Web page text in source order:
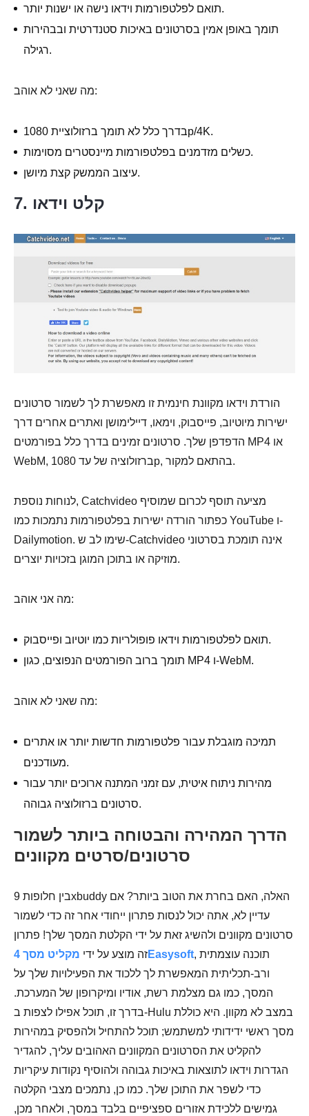
תואם לפלטפורמות וידאו נישה או ישנות יותר.
תומך באופן אמין בסרטונים באיכות סטנדרטית ובבהירות
רגילה.
מה שאני לא אוהב:
בדרך כלל לא תומך ברזולוציית 1080p/4K.
כשלים מזדמנים בפלטפורמות מיינסטרים מסוימות.
עיצוב הממשק קצת מיושן.
7. קלט וידאו
הורדת וידאו מקוונת חינמית זו מאפשרת לך לשמור סרטונים
ישירות מיוטיוב, פייסבוק, וימאו, דיילימושן ואתרים אחרים דרך
הדפדפן שלך. סרטונים זמינים בדרך כלל בפורמטים MP4 או
WebM, ברזולוציה של עד 1080p, בהתאם למקור.
לנוחות נוספת, Catchvideo מציעה תוסף לכרום שמוסיף
כפתור הורדה ישירות בפלטפורמות נתמכות כמו YouTube ו-
Dailymotion. שימו לב ש-Catchvideo אינה תומכת בסרטוני
מוזיקה או בתוכן המוגן בזכויות יוצרים.
מה אני אוהב:
תואם לפלטפורמות וידאו פופולריות כמו יוטיוב ופייסבוק.
תומך ברוב הפורמטים הנפוצים, כגון MP4 ו-WebM.
מה שאני לא אוהב:
תמיכה מוגבלת עבור פלטפורמות חדשות יותר או אתרים
מעודכנים.
מהירות ניתוח איטית, עם זמני המתנה ארוכים יותר עבור
סרטונים ברזולוציה גבוהה.
הדרך המהירה והבטוחה ביותר לשמור
סרטונים/סרטים מקוונים
בין חלופות 9xbuddy האלה, האם בחרת את הטוב ביותר? אם
עדיין לא, אתה יכול לנסות פתרון ייחודי אחר זה כדי לשמור
סרטונים מקוונים ולהשיג זאת על ידי הקלטת המסך שלך! פתרון
זה מוצע על ידימקליט מסך 4Easysoft, תוכנה עוצמתית
ורב-תכליתית המאפשרת לך ללכוד את הפעילויות שלך על
המסך, כמו גם מצלמת רשת, אודיו ומיקרופון של המערכת.
בדרך זו, תוכל אפילו לצפות ב-Hulu במצב לא מקוון. היא כוללת
מסך ראשי ידידותי למשתמש; תוכל להתחיל ולהפסיק במהירות
להקליט את הסרטונים המקוונים האהובים עליך, להגדיר
הגדרות וידאו לתוצאות באיכות גבוהה ולהוסיף נקודות עיקריות
כדי לשפר את התוכן שלך. כמו כן, נתמכים מצבי הקלטה
גמישים ללכידת אזורים ספציפיים בלבד במסך, ולאחר מכן,